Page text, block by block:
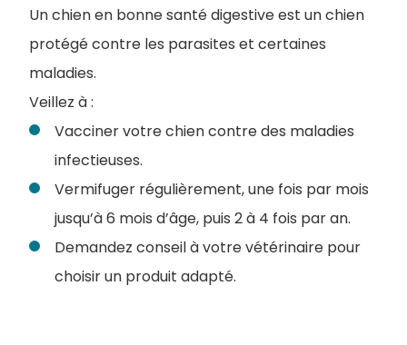
Un chien en bonne santé digestive est un chien
protégé contre les parasites et certaines
maladies.
Veillez à :
Vacciner votre chien contre des maladies
infectieuses.
Vermifuger régulièrement, une fois par mois
jusqu’à 6 mois d’âge, puis 2 à 4 fois par an.
Demandez conseil à votre vétérinaire pour
choisir un produit adapté.